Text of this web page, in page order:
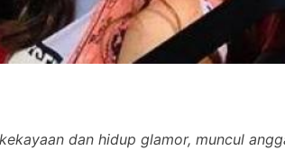
dan hidup glamor, muncul